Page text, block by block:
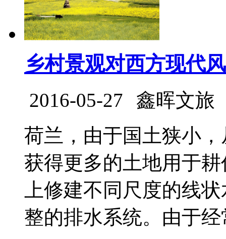
乡村景观对西方现代
2016-05-27 鑫晖文旅
荷兰，由于国土狭小
获得更多的土地用于
上修建不同尺度的线
整的排水系统。由于经